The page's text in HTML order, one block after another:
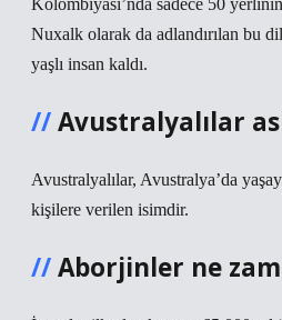
Kolombiyası’nda sadece 50
Nuxalk olarak da adlandırılan bu
yaşlı insan kaldı.
Avustralyalılar
Avustralyalılar, Avustralya’da
kişilere verilen isimdir.
Aborjinler ne